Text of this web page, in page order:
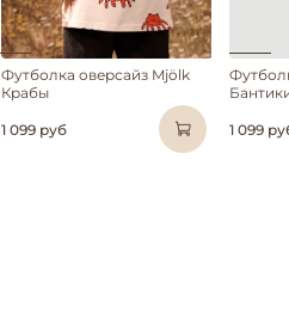
Футболка оверсайз Mjölk
Крабы
1 099 руб 1 099